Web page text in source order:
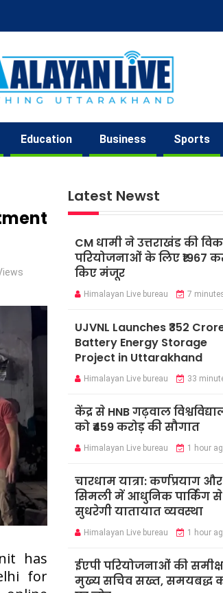
Education Business Sports
has
for
Latest Newst
CM धामी ने उत्तराखंड की
परियोजनाओं के लिए ₹1967
किए मंजूर
Himalayan Live bureau 7
UJVNL Launches ₹352
Battery Energy Storage
Project in Uttarakhand
Himalayan Live bureau 33
केंद्र से HNB गढ़वाल
को ₹459 करोड़ की सौगात
Himalayan Live bureau 1 hour
चारधाम यात्रा: कर्णप्रयाग और
सिमली में आधुनिक पार्किंग से
सुधरेगी यातायात व्यवस्था
Himalayan Live bureau 1 hour
ईएपी परियोजनाओं की
मुख्य सचिव सख्त, समयबद्ध